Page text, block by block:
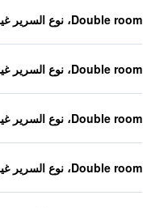
Double room، نوع السرير غير معروف
Double room، نوع السرير غير معروف
Double room، نوع السرير غير معروف
Double room، نوع السرير غير معروف